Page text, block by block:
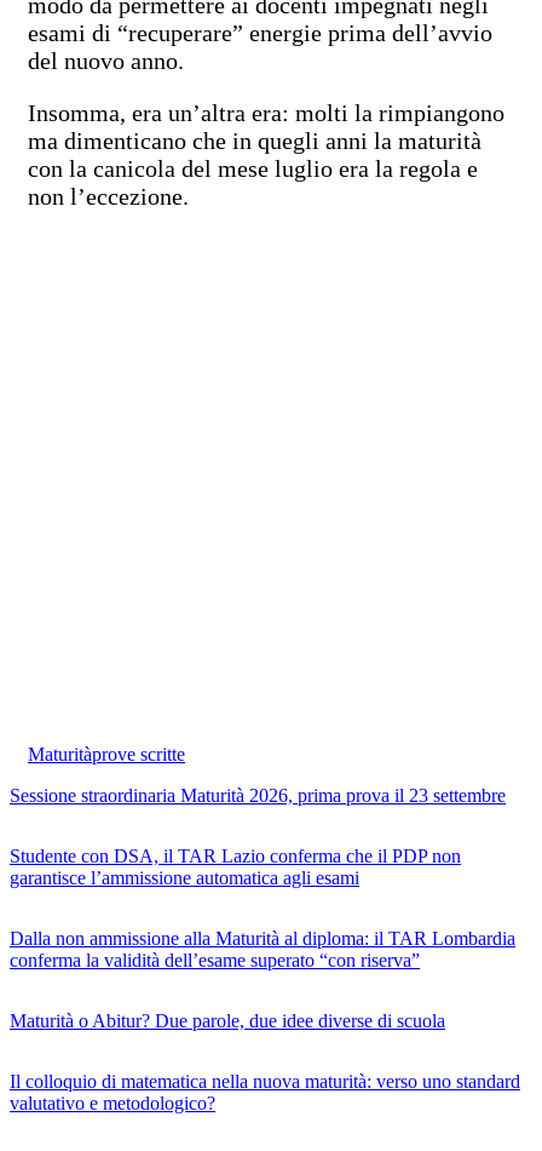
esami di “recuperare” energie prima dell’avvio
del nuovo anno.
Insomma, era un’altra era: molti la rimpiangono
ma dimenticano che in quegli anni la maturità
con la canicola del mese luglio era la regola e
non l’eccezione.
Maturitàprove scritte
Sessione straordinaria Maturità 2026, prima prova il 23 settembre
Studente con DSA, il TAR Lazio conferma che il PDP non
garantisce l’ammissione automatica agli esami
Dalla non ammissione alla Maturità al diploma: il TAR Lombardia
conferma la validità dell’esame superato “con riserva”
Maturità o Abitur? Due parole, due idee diverse di scuola
Il colloquio di matematica nella nuova maturità: verso uno standard
valutativo e metodologico?